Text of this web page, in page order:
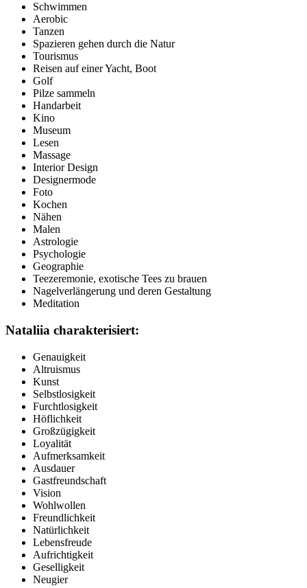
Schwimmen
Aerobic
Tanzen
Spazieren gehen durch die Natur
Tourismus
Reisen auf einer Yacht, Boot
Golf
Pilze sammeln
Handarbeit
Kino
Museum
Lesen
Massage
Interior Design
Designermode
Foto
Kochen
Nähen
Malen
Astrologie
Psychologie
Geographie
Teezeremonie, exotische Tees zu brauen
Nagelverlängerung und deren Gestaltung
Meditation
Nataliia charakterisiert:
Genauigkeit
Altruismus
Kunst
Selbstlosigkeit
Furchtlosigkeit
Höflichkeit
Großzügigkeit
Loyalität
Aufmerksamkeit
Ausdauer
Gastfreundschaft
Vision
Wohlwollen
Freundlichkeit
Natürlichkeit
Lebensfreude
Aufrichtigkeit
Geselligkeit
Neugier